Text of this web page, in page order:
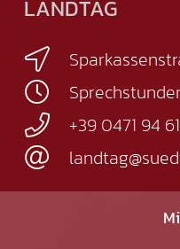
LANDTAG
+39 0471 94